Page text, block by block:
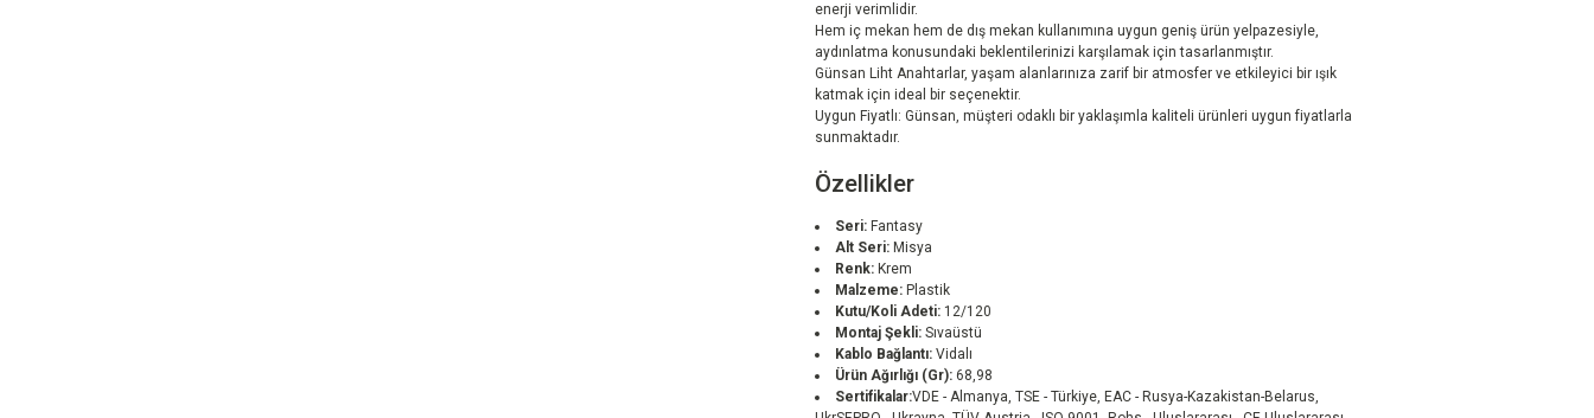
enerji verimlidir.
Hem iç mekan hem de dış mekan kullanımına uygun geniş ürün yelpazesiyle,
aydınlatma konusundaki beklentilerinizi karşılamak için tasarlanmıştır.
Günsan Liht Anahtarlar, yaşam alanlarınıza zarif bir atmosfer ve etkileyici bir ışık
katmak için ideal bir seçenektir.
Uygun Fiyatlı: Günsan, müşteri odaklı bir yaklaşımla kaliteli ürünleri uygun fiyatlarla
sunmaktadır.
Özellikler
Seri: Fantasy
Alt Seri: Misya
Renk: Krem
Malzeme: Plastik
Kutu/Koli Adeti: 12/120
Montaj Şekli: Sıvaüstü
Kablo Bağlantı: Vidalı
Ürün Ağırlığı (Gr): 68,98
Sertifikalar:VDE - Almanya, TSE - Türkiye, EAC - Rusya-Kazakistan-Belarus,